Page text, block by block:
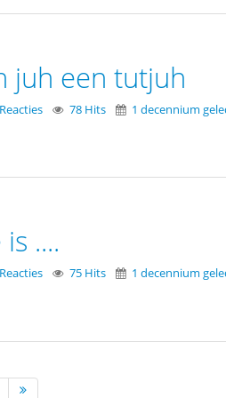
juh een tutjuh
78 Hits 1 decennium
....
75 Hits 1 decennium